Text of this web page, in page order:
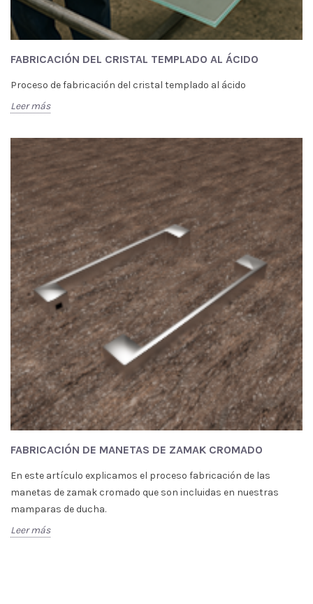
FABRICACIÓN DEL CRISTAL TEMPLADO AL ÁCIDO
Proceso de fabricación del cristal templado al ácido
Leer más
FABRICACIÓN DE MANETAS DE ZAMAK CROMADO
En este artículo explicamos el proceso fabricación de las
manetas de zamak cromado que son incluidas en nuestras
mamparas de ducha.
Leer más